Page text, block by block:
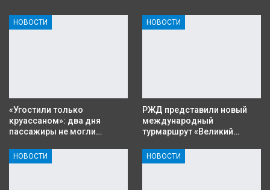
НОВОСТИ
«Угостили только
круассаном»: два дня
пассажиры не могли…
НОВОСТИ
РЖД представили новый
международный
турмаршрут «Великий…
НОВОСТИ НОВОСТИ